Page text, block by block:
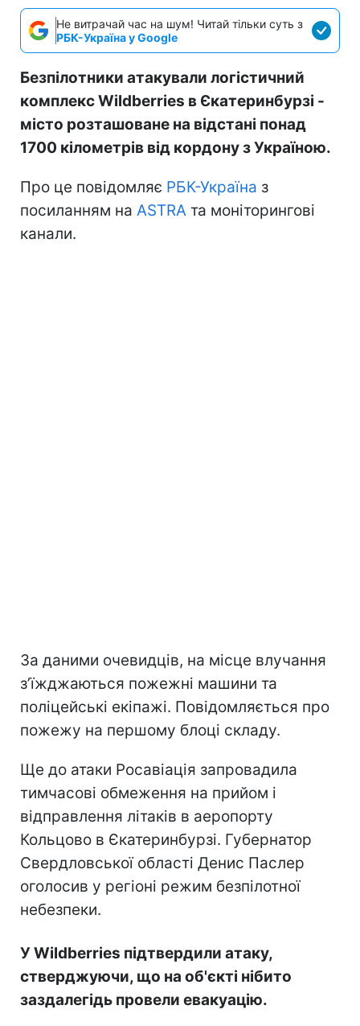
Не витрачай час на шум! Читай тільки суть з
РБК-Україна у Google
Безпілотники атакували логістичний
комплекс Wildberries в Єкатеринбурзі -
місто розташоване на відстані понад
1700 кілометрів від кордону з Україною.
Про це повідомляє РБК-Україна з
посиланням на ASTRA та моніторингові
канали.
За даними очевидців, на місце влучання
зʼїжджаються пожежні машини та
поліцейські екіпажі. Повідомляється про
пожежу на першому блоці складу.
Ще до атаки Росавіація запровадила
тимчасові обмеження на прийом і
відправлення літаків в аеропорту
Кольцово в Єкатеринбурзі. Губернатор
Свердловської області Денис Паслер
оголосив у регіоні режим безпілотної
небезпеки.
У Wildberries підтвердили атаку,
стверджуючи, що на об'єкті нібито
заздалегідь провели евакуацію.